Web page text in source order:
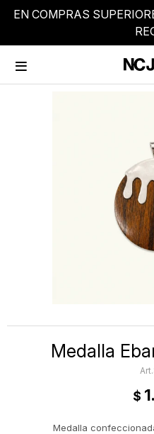
EN COMPRAS

Medalla
$
Medalla